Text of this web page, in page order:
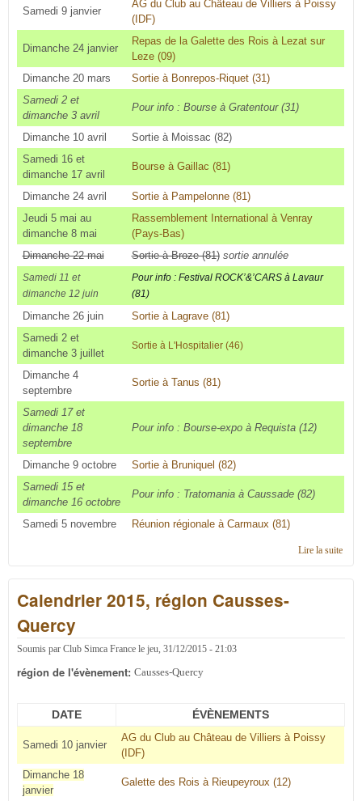
Samedi 9 janvier
AG du Club au Château de Villiers à Poissy
(IDF)
Dimanche 24 janvier
Repas de la Galette des Rois à Lezat sur
Leze (09)
Dimanche 20 mars
Sortie à Bonrepos-Riquet (31)
Samedi 2 et
dimanche 3 avril
Pour info : Bourse à Gratentour (31)
Dimanche 10 avril
Sortie à Moissac (82)
Samedi 16 et
dimanche 17 avril
Bourse à Gaillac (81)
Dimanche 24 avril
Sortie à Pampelonne (81)
Jeudi 5 mai au
dimanche 8 mai
Rassemblement International à Venray
(Pays-Bas)
Dimanche 22 mai
Sortie à Broze (81) sortie annulée
Samedi 11 et
dimanche 12 juin
Pour info : Festival ROCK’&’CARS à Lavaur
(81)
Dimanche 26 juin
Sortie à Lagrave (81)
Samedi 2 et
dimanche 3 juillet
Sortie à L'Hospitalier (46)
Dimanche 4
septembre
Sortie à Tanus (81)
Samedi 17 et
dimanche 18
septembre
Pour info : Bourse-expo à Requista (12)
Dimanche 9 octobre
Sortie à Bruniquel (82)
Samedi 15 et
dimanche 16 octobre
Pour info : Tratomania à Caussade (82)
Samedi 5 novembre Réunion régionale à Carmaux (81)
Lire la suitede
Calendrier 2015, région Causses-
Quercy
Soumis par Club Simca France le jeu, 31/12/2015 - 21:03
région de l'évènement: Causses-Quercy
DATE ÉVÈNEMENTS
Samedi 10 janvier
AG du Club au Château de Villiers à Poissy
(IDF)
Dimanche 18
janvier
Galette des Rois à Rieupeyroux (12)